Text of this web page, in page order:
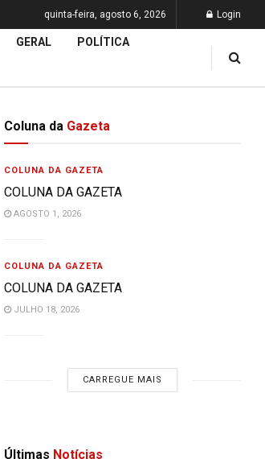
quinta-feira, agosto 6, 2026 Login
GERAL POLÍTICA
Coluna da Gazeta
COLUNA DA GAZETA
COLUNA DA GAZETA
AGOSTO 1, 2026
COLUNA DA GAZETA
COLUNA DA GAZETA
JULHO 18, 2026
CARREGUE MAIS
Últimas Notícias